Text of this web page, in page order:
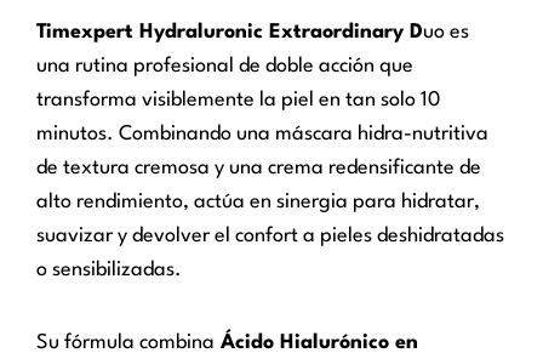
Timexpert Hydraluronic Extraordinary Duo es
una rutina profesional de doble acción que
transforma visiblemente la piel en tan solo 10
minutos. Combinando una máscara hidra-nutritiva
de textura cremosa y una crema redensificante de
alto rendimiento, actúa en sinergia para hidratar,
suavizar y devolver el confort a pieles deshidratadas
o sensibilizadas.
Su fórmula combina Ácido Hialurónico en